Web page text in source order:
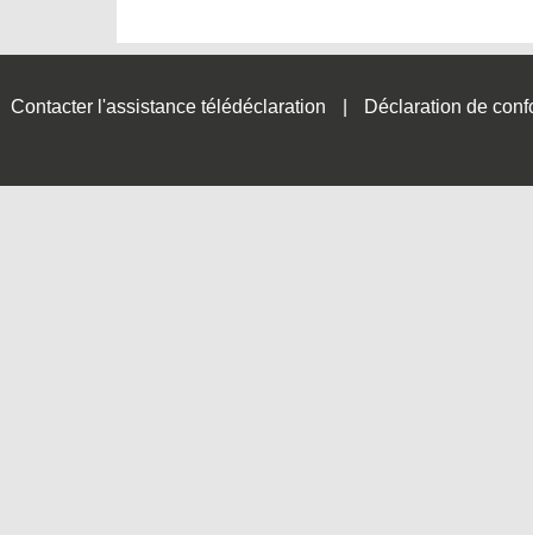
Contacter l'assistance télédéclaration Déclaration de